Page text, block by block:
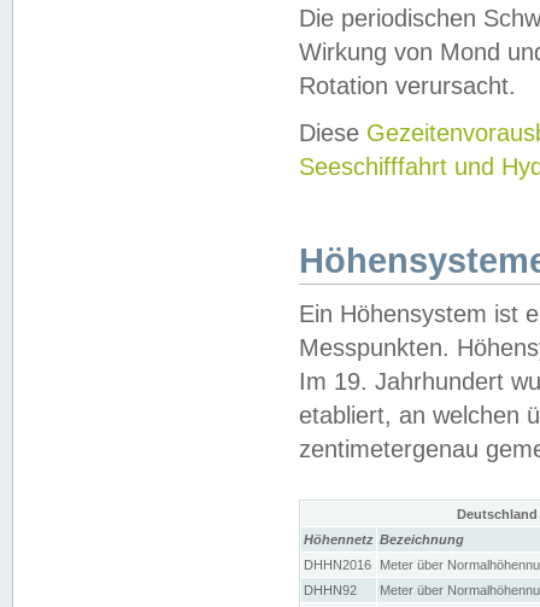
Die periodischen
Wirkung von Mond
Rotation verursacht.
Diese
Seeschifffahrt und
Ein Höhensystem ist
Messpunkten.
Im 19. Jahrhundert
etabliert, an welchen
zentimetergenau
Höhennetz Bezeichnung
DHHN2016
Meter über
DHHN92
Meter über